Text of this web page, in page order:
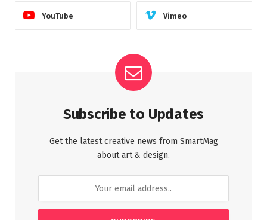
YouTube Vimeo
Subscribe to Updates
Get the latest creative news from SmartMag
about art & design.